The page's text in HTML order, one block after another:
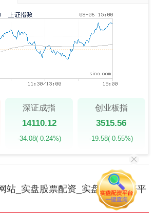
深证成指
14110.12
-34.08(-0.24%)
创业板指
3515.56
-19.58(-0.55%)
站_实盘股票配资_实盘股票配资平